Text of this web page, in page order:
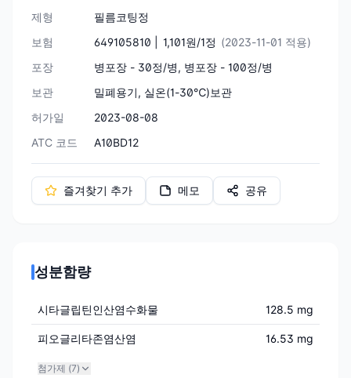
제형
필름코팅정
보험
649105810 | 1,101원/1정 (2023-11-01 적용)
포장
병포장 - 30정/병, 병포장 - 100정/병
보관
밀폐용기, 실온(1-30℃)보관
허가일
2023-08-08
ATC 코드
A10BD12
즐겨찾기 추가 메모 공유
성분함량
시타글립틴인산염수화물 128.5 mg
피오글리타존염산염 16.53 mg
첨가제 (7)